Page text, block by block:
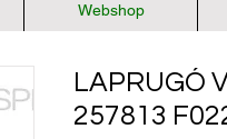
Webshop
LAPRUGÓ
257813